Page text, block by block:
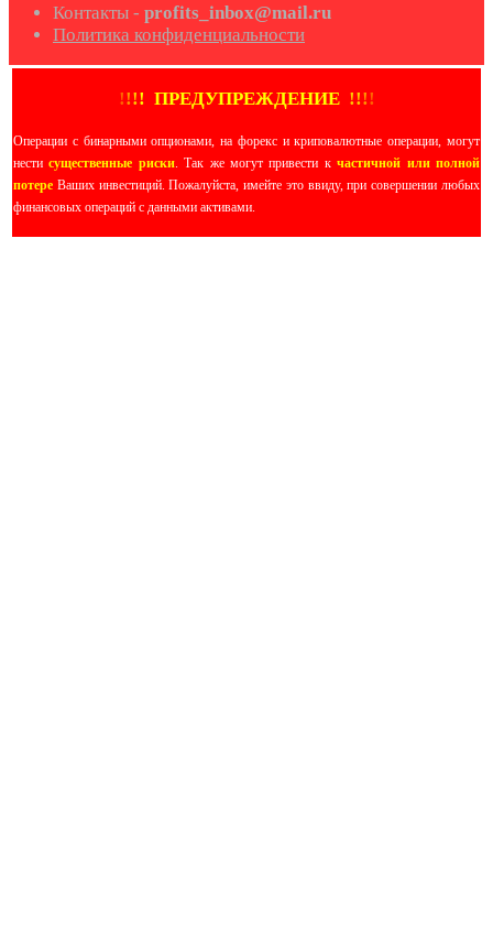
Контакты - profits_inbox@mail.ru
Политика конфиденциальности
!!!! ПРЕДУПРЕЖДЕНИЕ !!!!
Операции с бинарными опционами, на форекс и криповалютные операции, могут
нестисущественные риски. Так же могут привести кчастичной или полной
потере Ваших инвестиций. Пожалуйста, имейте это ввиду, при совершении любых
финансовых операций с данными активами.